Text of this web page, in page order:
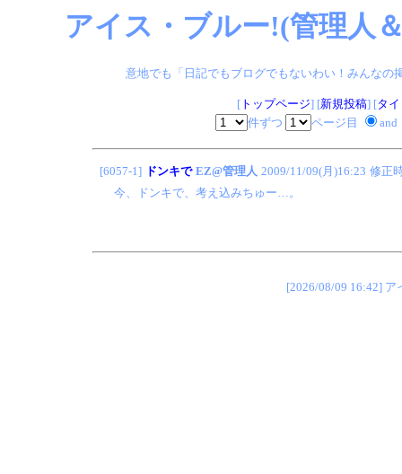
アイス・ブルー!(管理人
意地でも「日記でもブログでもないわい！みんなの
[トップページ] [新規投稿] [タ
件ずつ
ページ目 and
[6057-1] ドンキで EZ@管理人 2009/11/09(月)16:23 修正
今、ドンキで、考え込みちゅー…。
[2026/08/09 16:42]